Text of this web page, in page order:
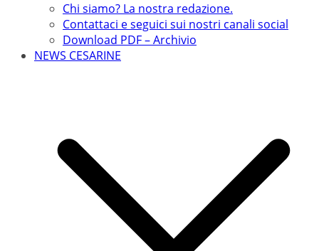
Chi siamo? La nostra redazione.
Contattaci e seguici sui nostri canali social
Download PDF – Archivio
NEWS CESARINE